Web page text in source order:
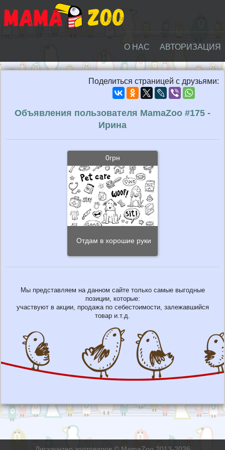
О НАС АВТОРИЗАЦИЯ
Поделиться страницей с друзьями:
Объявления пользователя MamaZoo #175 -
Ирина
0грн
Отдам в хорошие руки
Мы представляем на данном сайте только самые выгодные
позиции, которые:
участвуют в акции, продажа по себестоимости, залежавшийся
товар и.т.д.